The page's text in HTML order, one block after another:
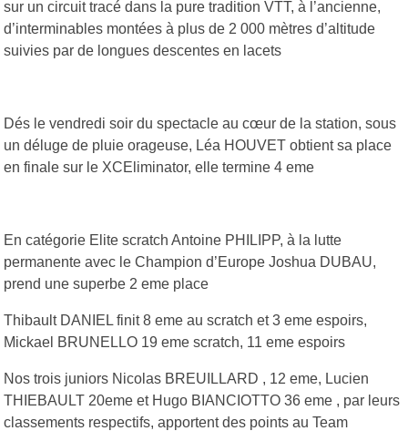
sur un circuit tracé dans la pure tradition VTT, à l’ancienne,
d’interminables montées à plus de 2 000 mètres d’altitude
suivies par de longues descentes en lacets
Dés le vendredi soir du spectacle au cœur de la station, sous
un déluge de pluie orageuse, Léa HOUVET obtient sa place
en finale sur le XCEliminator, elle termine 4 eme
En catégorie Elite scratch Antoine PHILIPP, à la lutte
permanente avec le Champion d’Europe Joshua DUBAU,
prend une superbe 2 eme place
Thibault DANIEL finit 8 eme au scratch et 3 eme espoirs,
Mickael BRUNELLO 19 eme scratch, 11 eme espoirs
Nos trois juniors Nicolas BREUILLARD , 12 eme, Lucien
THIEBAULT 20eme et Hugo BIANCIOTTO 36 eme , par leurs
classements respectifs, apportent des points au Team